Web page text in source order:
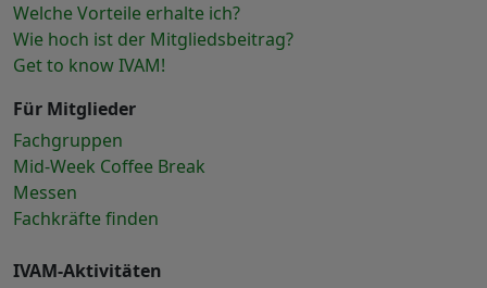
Welche Vorteile erhalte ich?
Wie hoch ist der Mitgliedsbeitrag?
Get to know IVAM!
Für Mitglieder
Fachgruppen
Mid-Week Coffee Break
Messen
Fachkräfte finden
IVAM-Aktivitäten